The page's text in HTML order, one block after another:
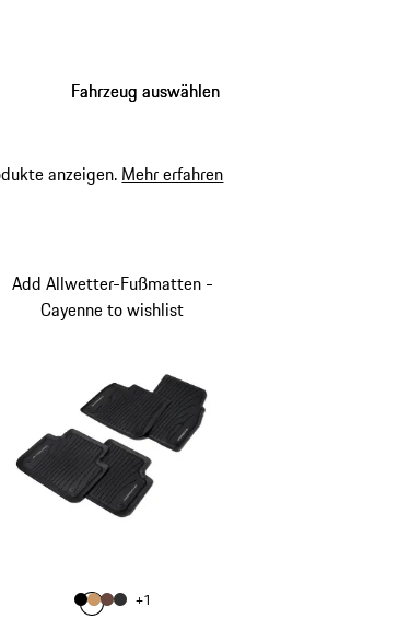
Fahrzeug auswählen
Fahrzeug auswählen
anzeigen. Mehr erfahren
Add Allwetter-Fußmatten -
Cayenne to wishlist
Farbe
Farbeschwarz
Farbe luxorbeige
Farbetrüffelbraun
Farbe
+1